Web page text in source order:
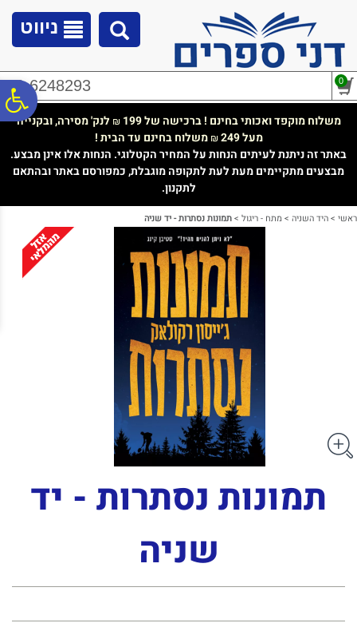
נגישות
ניווט
02-6248293 0
משלוח מוקפד ואכותי בחינם ! ברכישה של 199 ₪ לנק' מסירה, ובקנייה
מעל 249
₪משלוח בחינם עד הבית !
באתר זה ניתנת לעיתים הנחות על המחיר הקטלוגי. הנחות אלו אינן מבצע.
מבצעים מתקיימים מעת לעת לתקופה מוגבלת, כמפורסם באתר ובהתאם
לתקנון.
ראשי >היד השניה >מתח - ריגול >תמונות נסתרות - יד שניה
תמונות נסתרות - יד
שניה